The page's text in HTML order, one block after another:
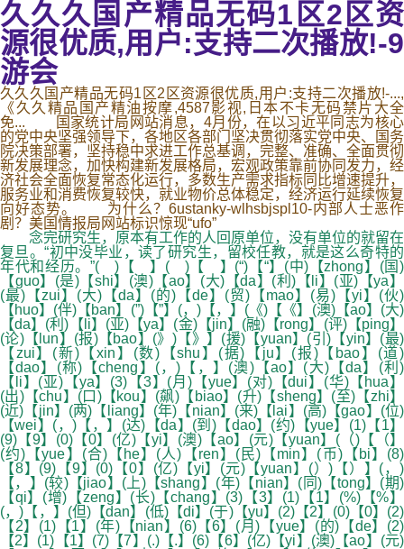
久久久国产精品无码1区2区资
源很优质,用户:支持二次播放!-9
游会
久久久国产精品无码1区2区资源很优质,用户:支持二次播放!-...,
《久久精品国产精油按摩,4587影视,日本不卡无码禁片大全
免... 国家统计局网站消息，4月份，在以习近平同志为核心
的党中央坚强领导下，各地区各部门坚决贯彻落实党中央、国务
院决策部署，坚持稳中求进工作总基调，完整、准确、全面贯彻
新发展理念，加快构建新发展格局，宏观政策靠前协同发力，经
济社会全面恢复常态化运行，多数生产需求指标同比增速提升，
服务业和消费恢复较快，就业物价总体稳定，经济运行延续恢复
向好态势。 为什么？6ustanky-wlhsbjspl10-内部人士恶作
剧？美国情报局网站标识惊现“ufo”
念完研究生，原本有工作的人回原单位，没有单位的就留在
复旦。“初中没毕业，读了研究生，留校任教，就是这么奇特的
年代和经历。”( )【 】( )【 】(“)【“】(中)【zhong】(国)
【guo】(是)【shi】(澳)【ao】(大)【da】(利)【li】(亚)【ya】
(最)【zui】(大)【da】(的)【de】(贸)【mao】(易)【yi】(伙)
【huo】(伴)【ban】(”)【”】(，)【，】(《)【《】(澳)【ao】(大)
【da】(利)【li】(亚)【ya】(金)【jin】(融)【rong】(评)【ping】
(论)【lun】(报)【bao】(》)【》】(援)【yuan】(引)【yin】(最)
【zui】(新)【xin】(数)【shu】(据)【ju】(报)【bao】(道)
【dao】(称)【cheng】(，)【，】(澳)【ao】(大)【da】(利)
【li】(亚)【ya】(3)【3】(月)【yue】(对)【dui】(华)【hua】
(出)【chu】(口)【kou】(飙)【biao】(升)【sheng】(至)【zhi】
(近)【jin】(两)【liang】(年)【nian】(来)【lai】(高)【gao】(位)
【wei】(，)【，】(达)【da】(到)【dao】(约)【yue】(1)【1】
(9)【9】(0)【0】(亿)【yi】(澳)【ao】(元)【yuan】(（)【（】
(约)【yue】(合)【he】(人)【ren】(民)【min】(币)【bi】(8)
【8】(9)【9】(0)【0】(亿)【yi】(元)【yuan】(）)【）】(，)
【，】(较)【jiao】(上)【shang】(年)【nian】(同)【tong】(期)
【qi】(增)【zeng】(长)【chang】(3)【3】(1)【1】(%)【%】
(，)【，】(但)【dan】(低)【di】(于)【yu】(2)【2】(0)【0】(2)
【2】(1)【1】(年)【nian】(6)【6】(月)【yue】(的)【de】(2)
【2】(1)【1】(7)【7】(.)【.】(6)【6】(亿)【yi】(澳)【ao】(元)